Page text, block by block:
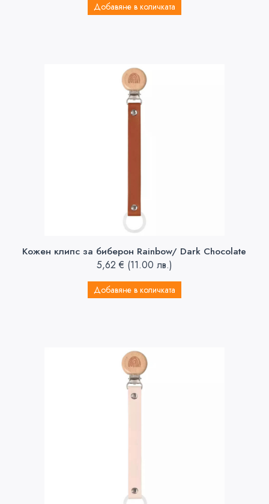
Добавяне в количката
Кожен клипс за биберон Rainbow/ Dark Chocolate
5,62€ (11.00 лв.)
Добавяне в количката